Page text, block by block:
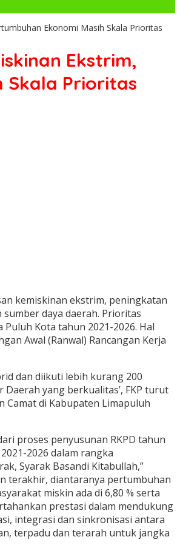
Ekonomi Masih Skala Prioritas
Ekstrim,
Skala Prioritas
kemiskinan ekstrim, peningkatan
daya daerah. Prioritas
Kota tahun 2021-2026. Hal
Awal (Ranwal) Rancangan Kerja
dan diikuti lebih kurang 200
yang berkualitas’, FKP turut
Camat di Kabupaten Limapuluh
proses penyusunan RKPD tahun
2026 dalam rangka
Syarak Basandi Kitabullah,”
terakhir, diantaranya pertumbuhan
miskin ada di 6,80 % serta
prestasi dalam mendukung
integrasi dan sinkronisasi antara
terpadu dan terarah untuk jangka